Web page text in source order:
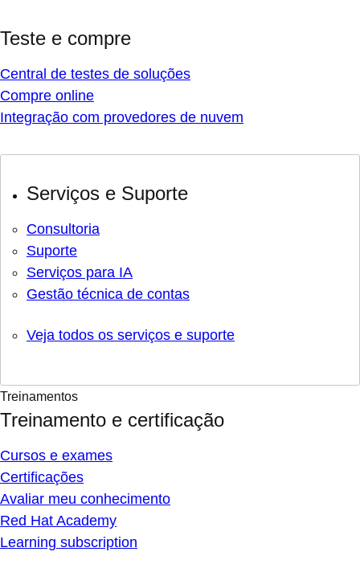
Teste e compre
Central de testes de soluções
Compre online
Integração com provedores de nuvem
Serviços e Suporte
Consultoria
Suporte
Serviços para IA
Gestão técnica de contas
Veja todos os serviços e suporte
Treinamentos
Treinamento e certificação
Cursos e exames
Certificações
Avaliar meu conhecimento
Red Hat Academy
Learning subscription